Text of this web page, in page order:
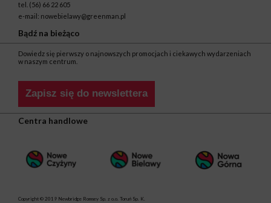
tel. (56) 66 22 605
e-mail: nowebielawy@greenman.pl
Bądź na bieżąco
Dowiedz się pierwszy o najnowszych promocjach i ciekawych wydarzeniach
w naszym centrum.
Zapisz się do newslettera
Centra handlowe
Copyright © 2019 Newbridge Romsey Sp. z o.o. Toruń Sp. K.